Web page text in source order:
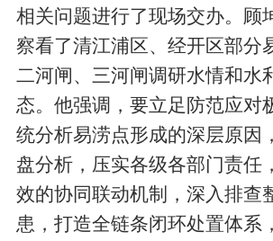
相关问题进行了现场交办。顾
察看了清江浦区、经开区部分
二河闸、三河闸调研水情和水
态。他强调，要立足防范应对
统分析易涝点形成的深层原因
盘分析，压实各级各部门责任
效的协同联动机制，深入排查
患，打造全链条闭环处置体系